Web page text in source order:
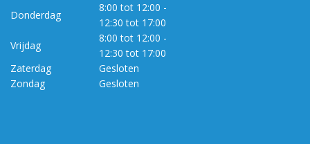
Donderdag
8:00 tot 12:00 -
12:30 tot 17:00
Vrijdag
8:00 tot 12:00 -
12:30 tot 17:00
Zaterdag
Gesloten
Zondag
Gesloten